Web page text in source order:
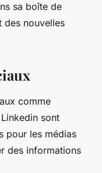
sa boîte de
des nouvelles
comme
sont
pour les médias
des informations